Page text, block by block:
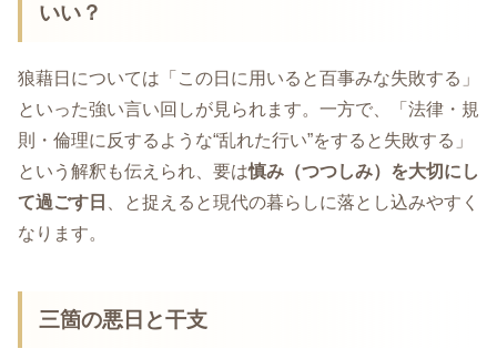
いい？
狼藉日については「この日に用いると百事みな失敗する」
といった強い言い回しが見られます。一方で、「法律・規
則・倫理に反するような“乱れた行い”をすると失敗する」
という解釈も伝えられ、要は慎み（つつしみ）を大切にし
て過ごす日
、と捉えると現代の暮らしに落とし込みやすく
なります。
三箇の悪日と干支